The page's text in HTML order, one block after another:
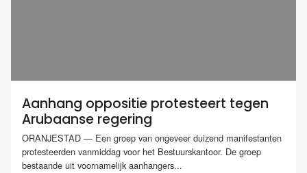
Aanhang oppositie protesteert tegen
Arubaanse regering
ORANJESTAD — Een groep van ongeveer duizend manifestanten
protesteerden vanmiddag voor het Bestuurskantoor. De groep
bestaande uit voornamelijk aanhangers...